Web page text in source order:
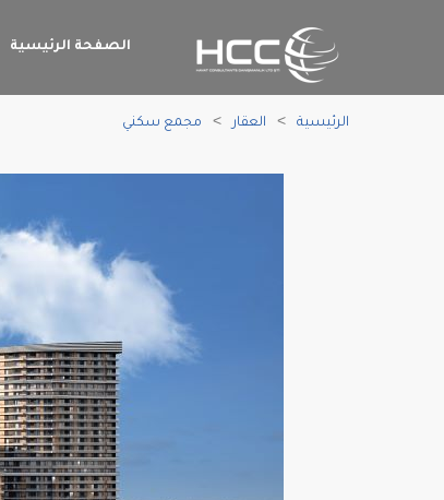
الصفحة الرئيسية
الرئيسية العقار مجمع سكني